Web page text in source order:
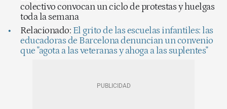
colectivo convocan un ciclo de protestas y huelgas
toda la semana
Relacionado: El grito de las escuelas infantiles: las
educadoras de Barcelona denuncian un convenio
que "agota a las veteranas y ahoga a las suplentes"